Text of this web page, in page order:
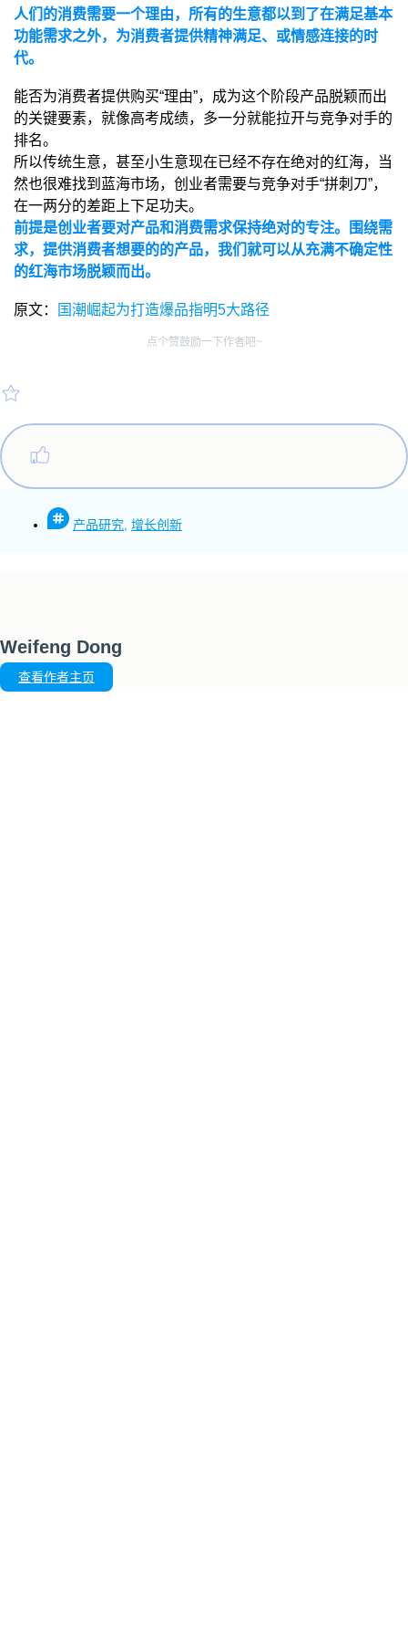
人们的消费需要一个理由，所有的生意都以到了在满足基本
功能需求之外，为消费者提供精神满足、或情感连接的时
代。
能否为消费者提供购买“理由”，成为这个阶段产品脱颖而出
的关键要素，就像高考成绩，多一分就能拉开与竞争对手的
排名。
所以传统生意，甚至小生意现在已经不存在绝对的红海，当
然也很难找到蓝海市场，创业者需要与竞争对手“拼刺刀”，
在一两分的差距上下足功夫。
前提是创业者要对产品和消费需求保持绝对的专注。围绕需
求，提供消费者想要的的产品，我们就可以从充满不确定性
的红海市场脱颖而出。
原文： 国潮崛起为打造爆品指明5大路径
点个赞鼓励一下作者吧~
产品研究 增长创新
Weifeng Dong
查看作者主页